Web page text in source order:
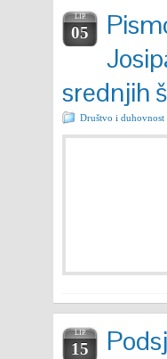
LIP.
05
srednjih
Društvo i duhovnost
LIP.
15